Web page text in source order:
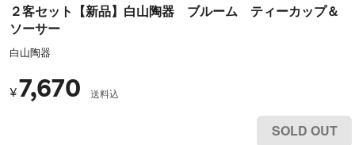
２客セット【新品】白山陶器 ブルーム ティーカップ＆
ソーサー
白山陶器
¥7,670 送料込
SOLD OUT